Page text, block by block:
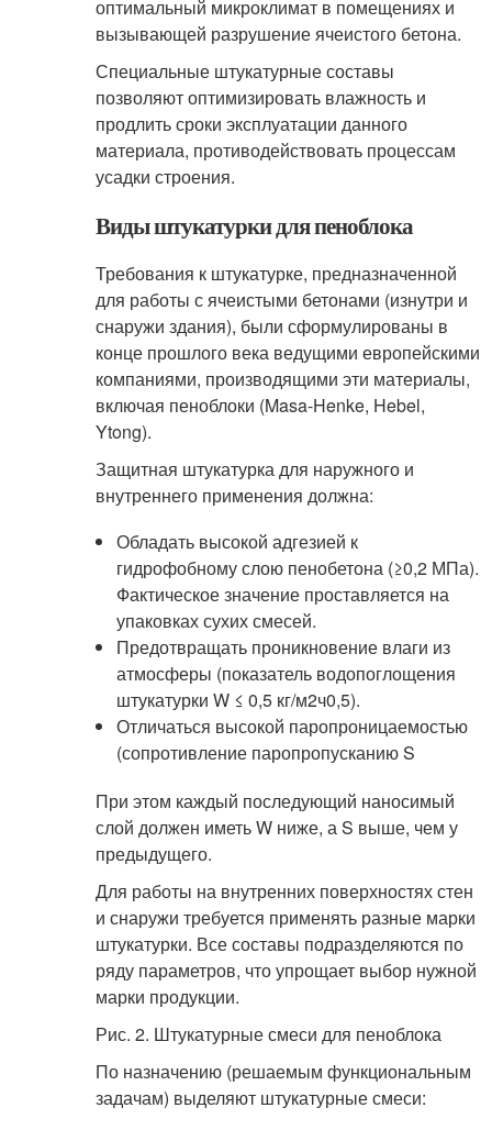
оптимальный микроклимат в помещениях и
вызывающей разрушение ячеистого бетона.
Специальные штукатурные составы
позволяют оптимизировать влажность и
продлить сроки эксплуатации данного
материала, противодействовать процессам
усадки строения.
Виды штукатурки для пеноблока
Требования к штукатурке, предназначенной
для работы с ячеистыми бетонами (изнутри и
снаружи здания), были сформулированы в
конце прошлого века ведущими европейскими
компаниями, производящими эти материалы,
включая пеноблоки (Masa-Henke, Hebel,
Ytong).
Защитная штукатурка для наружного и
внутреннего применения должна:
Обладать высокой адгезией к
гидрофобному слою пенобетона (≥0,2 МПа).
Фактическое значение проставляется на
упаковках сухих смесей.
Предотвращать проникновение влаги из
атмосферы (показатель водопоглощения
штукатурки W ≤ 0,5 кг/м2ч0,5).
Отличаться высокой паропроницаемостью
(сопротивление паропропусканию S
При этом каждый последующий наносимый
слой должен иметь W ниже, а S выше, чем у
предыдущего.
Для работы на внутренних поверхностях стен
и снаружи требуется применять разные марки
штукатурки. Все составы подразделяются по
ряду параметров, что упрощает выбор нужной
марки продукции.
Рис. 2. Штукатурные смеси для пеноблока
По назначению (решаемым функциональным
задачам) выделяют штукатурные смеси: